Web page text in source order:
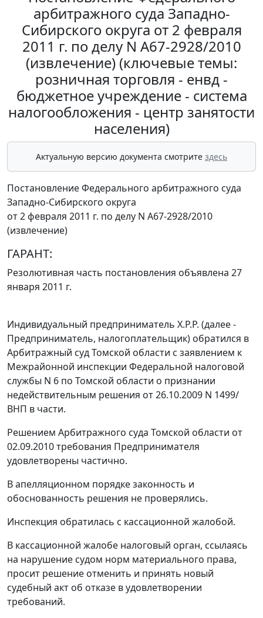
арбитражного суда Западно-
Сибирского округа от 2 февраля
2011 г. по делу N А67-2928/2010
(извлечение) (ключевые темы:
розничная торговля - енвд -
бюджетное учреждение - система
налогообложения - центр занятости
населения)
Актуальную версию документа смотрите здесь
Постановление Федерального арбитражного суда
Западно-Сибирского округа
от 2 февраля 2011 г. по делу N А67-2928/2010
(извлечение)
ГАРАНТ:
Резолютивная часть постановления объявлена 27
января 2011 г.
Индивидуальный предприниматель Х.Р.Р. (далее -
Предприниматель, налогоплательщик) обратился в
Арбитражный суд Томской области с заявлением к
Межрайонной инспекции Федеральной налоговой
службы N 6 по Томской области о признании
недействительным решения от 26.10.2009 N 1499/
ВНП в части.
Решением Арбитражного суда Томской области от
02.09.2010 требования Предпринимателя
удовлетворены частично.
В апелляционном порядке законность и
обоснованность решения не проверялись.
Инспекция обратилась с кассационной жалобой.
В кассационной жалобе налоговый орган, ссылаясь
на нарушение судом норм материального права,
просит решение отменить и принять новый
судебный акт об отказе в удовлетворении
требований.